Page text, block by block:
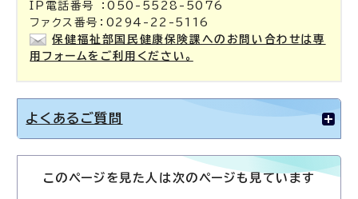
IP電話番号 ：050-5528-5076
ファクス番号：0294-22-5116
保健福祉部国民健康保険課へのお問い合わせは専
用フォームをご利用ください。
よくあるご質問
このページを見た人は次のページも見ています